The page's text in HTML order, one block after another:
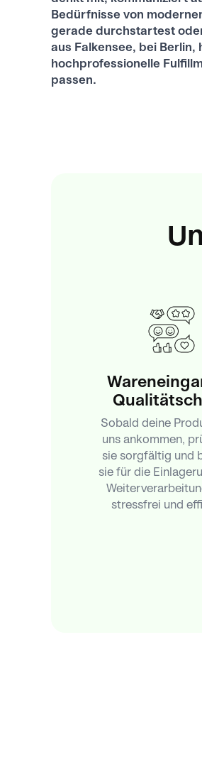
Bedürfnisse von
gerade durchstartest
aus Falkensee, bei
hochprofessionelle
passen.
Sobald deine
uns ankommen,
sie sorgfältig und
sie für die
stressfrei und